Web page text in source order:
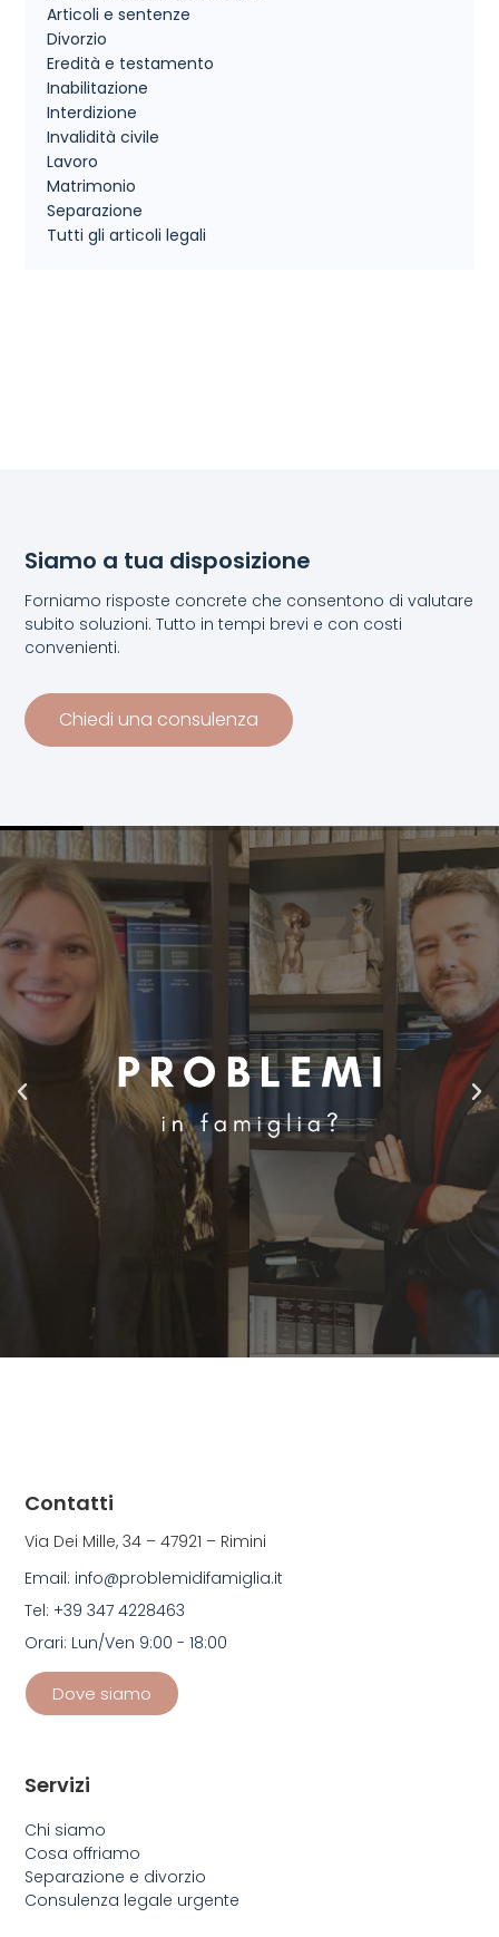
Articoli e sentenze
Divorzio
Eredità e testamento
Inabilitazione
Interdizione
Invalidità civile
Lavoro
Matrimonio
Separazione
Tutti gli articoli legali
Siamo a tua disposizione
Forniamo risposte concrete che consentono di valutare
subito soluzioni. Tutto in tempi brevi e con costi
convenienti.
Chiedi una consulenza
Servizi
Chi siamo
Cosa offriamo
Separazione e divorzio
Consulenza legale urgente
Contatti
Via Dei Mille, 34 – 47921 – Rimini
Email: info@problemidifamiglia.it
Tel: +39 347 4228463
Orari: Lun/Ven 9:00 - 18:00
Dove siamo